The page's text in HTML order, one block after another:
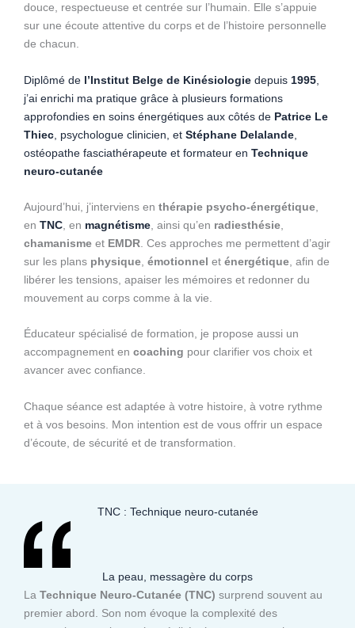
douce, respectueuse et centrée sur l’humain. Elle s’appuie
sur une écoute attentive du corps et de l’histoire personnelle
de chacun.
Diplômé de l’Institut Belge de Kinésiologie depuis 1995
j’ai enrichi ma pratique grâce à plusieurs formations
approfondies en soins énergétiques aux côtés de Patrice Le
Thiec , psychologue clinicien, et Stéphane Delalande
ostéopathe fasciathérapeute et formateur en Technique
neuro-cutanée
Aujourd’hui, j’interviens en thérapie psycho-énergétique
en TNC , en magnétisme , ainsi qu’en radiesthésie
chamanisme et EMDR . Ces approches me permettent d’agir
sur les plans physique émotionnel et énergétique , afin de
libérer les tensions, apaiser les mémoires et redonner du
mouvement au corps comme à la vie.
Éducateur spécialisé de formation, je propose aussi un
accompagnement en coaching pour clarifier vos choix et
avancer avec confiance.
Chaque séance est adaptée à votre histoire, à votre rythme
et à vos besoins. Mon intention est de vous offrir un espace
d’écoute, de sécurité et de transformation.
TNC : Technique neuro-cutanée
La peau, messagère du corps
La Technique Neuro-Cutanée (TNC) surprend souvent au
premier abord. Son nom évoque la complexité des